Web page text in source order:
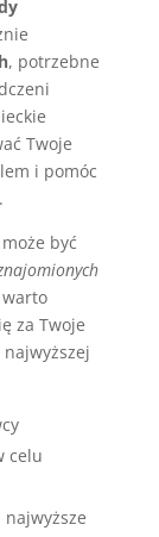
, potrzebne
Twoje
i pomóc
być
za Twoje
celu